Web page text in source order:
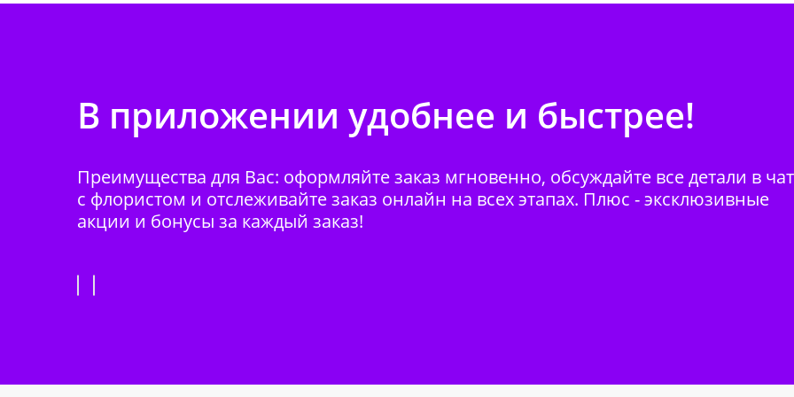
В приложении удобнее и быстрее!
Преимущества для Вас: оформляйте заказ мгновенно, обсуждайте все детали в
с флористом и отслеживайте заказ онлайн на всех этапах. Плюс - эксклюзивные
акции и бонусы за каждый заказ!